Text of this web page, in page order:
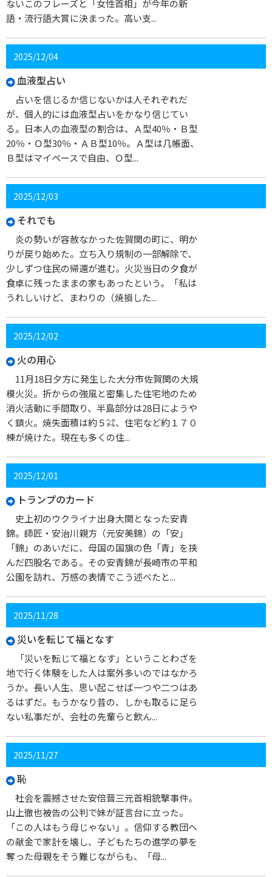
ないこのフレーズと「女性首相」が今年の新
語・流行語大賞に決まった。高い支...
2025/12/04
血液型占い
占いを信じるか信じないかは人それぞれだ
が、個人的には血液型占いをかなり信じてい
る。日本人の血液型の割合は、Ａ型40％・Ｂ型
20％・Ｏ型30％・ＡＢ型10％。Ａ型は几帳面、
Ｂ型はマイペースで自由、Ｏ型...
2025/12/03
それでも
炎の勢いが容赦なかった佐賀関の町に、明か
りが戻り始めた。立ち入り規制の一部解除で、
少しずつ住民の帰還が進む。火災当日の夕食が
食卓に残ったままの家もあったという。「私は
うれしいけど、まわりの（焼損した...
2025/12/02
火の用心
11月18日夕方に発生した大分市佐賀関の大規
模火災。折からの強風と密集した住宅地のため
消火活動に手間取り、半島部分は28日にようや
く鎮火。焼失面積は約５㌶、住宅など約１７０
棟が焼けた。現在も多くの住...
2025/12/01
トランプのカード
史上初のウクライナ出身大関となった安青
錦。師匠・安治川親方（元安美錦）の「安」
「錦」のあいだに、母国の国旗の色「青」を挟
んだ四股名である。その安青錦が長崎市の平和
公園を訪れ、万感の表情でこう述べたと...
2025/11/28
災いを転じて福となす
「災いを転じて福となす」ということわざを
地で行く体験をした人は案外多いのではなかろ
うか。長い人生、思い起こせば一つや二つはあ
るはずだ。もうかなり昔の、しかも取るに足ら
ない私事だが、会社の先輩らと飲ん...
2025/11/27
恥
社会を震撼させた安倍晋三元首相銃撃事件。
山上徹也被告の公判で妹が証言台に立った。
「この人はもう母じゃない」。信仰する教団へ
の献金で家計を壊し、子どもたちの進学の夢を
奪った母親をそう難じながらも、「母...